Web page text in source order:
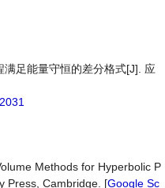
满足能量守恒的差分格式[J]. 应
Methods for Hyperbolic P
Press, Cambridge. [Google Sc